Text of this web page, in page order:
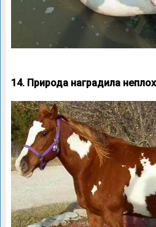
14. Природа наградила